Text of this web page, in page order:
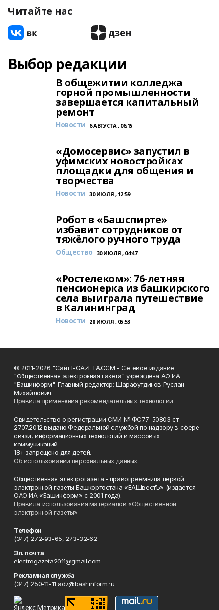
Читайте нас
Выбор редакции
В общежитии колледжа
горной промышленности
завершается капитальный
ремонт
Новости 6 АВГУСТА , 06:15
«Домосервис» запустил в
уфимских новостройках
площадки для общения и
творчества
Новости 30 ИЮЛЯ , 12:59
Робот в «Башспирте»
избавит сотрудников от
тяжёлого ручного труда
Общество 30 ИЮЛЯ , 04:47
«Ростелеком»: 76-летняя
пенсионерка из башкирского
села выиграла путешествие
в Калининград
Новости 28 ИЮЛЯ , 05:53
© 2011-2026 "Сайт I-GAZETA.COM - Сетевое издание
"Общественная электронная газета" учреждена АО ИА
"Башинформ". Главный редактор: Шарафутдинов Руслан
Михайлович.
Правила применения рекомендательных технологий
Свидетельство о регистрации СМИ № ФС77-50803 от
27.07.2012 выдано Федеральной службой по надзору в сфере
связи, информационных технологий и массовых
коммуникаций.
18+ запрещено для детей.
Об использовании персональных данных
Общественная электрогазета - правопреемница первой
электронной газеты Башкортостана «БАШвестЪ» (издается
ОАО ИА «Башинформ» с 2001 года).
Правила использования материалов «Общественной
электронной газеты»
Телефон
(347) 272-93-65, 273-32-62
Эл. почта
electrogazeta2011@gmail.com
Рекламная служба
(347) 250-11-11 adv@bashinform.ru